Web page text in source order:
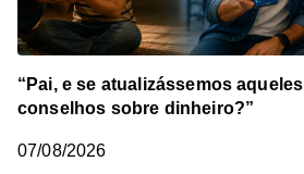
“Pai, e se atualizássemos aqueles
conselhos sobre dinheiro?”
07/08/2026